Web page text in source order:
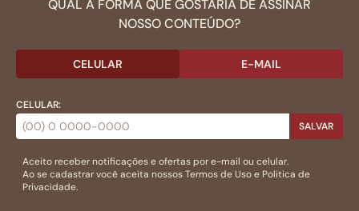
QUAL A FORMA QUE GOSTARIA DE ASSINAR
NOSSO CONTEÚDO?
CELULAR E-MAIL
CELULAR:
SALVAR
Aceito receber notificações e ofertas por e-mail ou celular.
Ao se cadastrar você aceita nossosTermos de Usoe Politica de
Privacidade.